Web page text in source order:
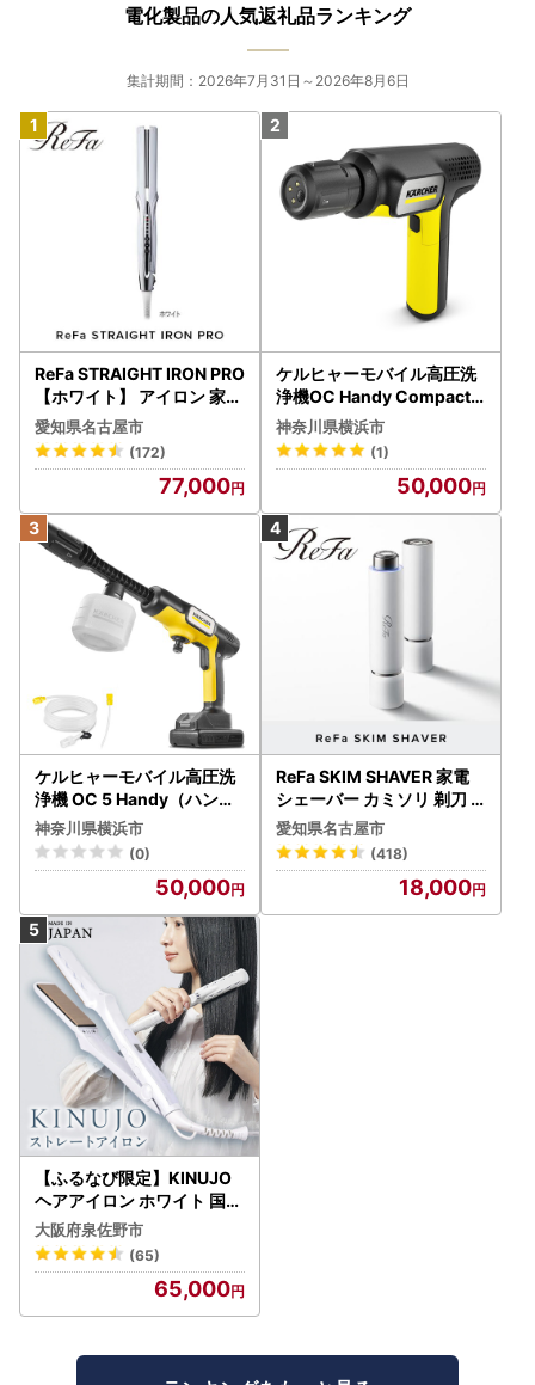
電化製品の人気返礼品ランキング
集計期間：2026年7月31日～2026年8月6日
ReFa STRAIGHT IRON PRO
【ホワイト】 アイロン 家電
美容 リファ アイロン
愛知県名古屋市
(172)
77,000
ケルヒャーモバイル高圧洗
浄機OC Handy Compact
（ハンディエア） APV000
7
神奈川県横浜市
(1)
50,000
ケルヒャーモバイル高圧洗
浄機 OC 5 Handy（ハンデ
ィジェット） APV0006
神奈川県横浜市
(0)
50,000
ReFa SKIM SHAVER 家電
シェーバー カミソリ 剃刀
シェーバー
愛知県名古屋市
(418)
18,000
【ふるなび限定】KINUJO
ヘアアイロン ホワイト 国内
製造 FN-Limited-PR
大阪府泉佐野市
(65)
65,000